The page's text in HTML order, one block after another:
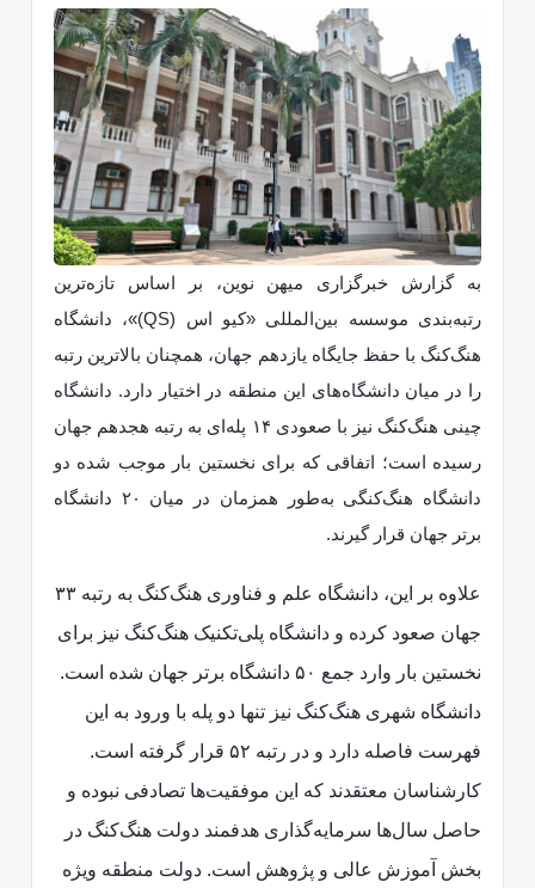
به گزارش خبرگزاری میهن نوین، بر اساس تازه‌ترین
رتبه‌بندی موسسه بین‌المللی «کیو اس (QS)»، دانشگاه
هنگ‌کنگ با حفظ جایگاه یازدهم جهان، همچنان بالاترین رتبه
را در میان دانشگاه‌های این منطقه در اختیار دارد. دانشگاه
چینی هنگ‌کنگ نیز با صعودی ۱۴ پله‌ای به رتبه هجدهم جهان
رسیده است؛ اتفاقی که برای نخستین بار موجب شده دو
دانشگاه هنگ‌کنگی به‌طور همزمان در میان ۲۰ دانشگاه
برتر جهان قرار گیرند.
علاوه بر این، دانشگاه علم و فناوری هنگ‌کنگ به رتبه ۳۳
جهان صعود کرده و دانشگاه پلی‌تکنیک هنگ‌کنگ نیز برای
نخستین بار وارد جمع ۵۰ دانشگاه برتر جهان شده است.
دانشگاه شهری هنگ‌کنگ نیز تنها دو پله با ورود به این
فهرست فاصله دارد و در رتبه ۵۲ قرار گرفته است.
کارشناسان معتقدند که این موفقیت‌ها تصادفی نبوده و
حاصل سال‌ها سرمایه‌گذاری هدفمند دولت هنگ‌کنگ در
بخش آموزش عالی و پژوهش است. دولت منطقه ویژه